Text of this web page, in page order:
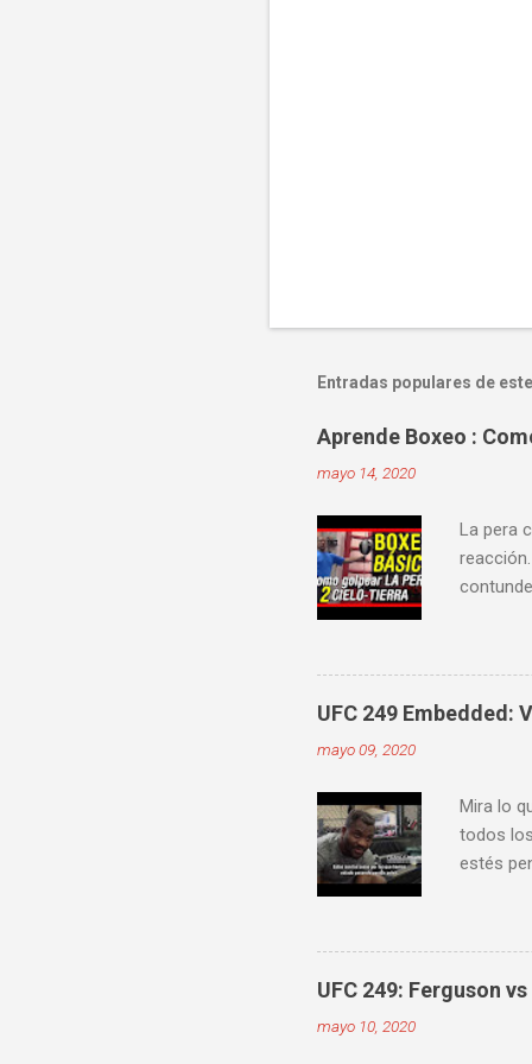
Entradas populares de
Aprende Boxeo :
mayo 14, 2020
La pera
videos
ver
UFC 249 Embedded:
mayo 09, 2020
Mira lo
todos
estés
UFC 249: Ferguson
mayo 10, 2020